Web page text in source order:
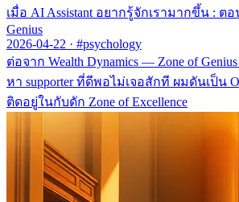
เมื่อ AI Assistant อยากรู้จักเรามากขึ้น : ต
Genius
2026-04-22 · #psychology
ต่อจาก Wealth Dynamics — Zone of
หา supporter ที่ดีพอไม่เจอสักที ผมดันเป็น
ติดอยู่ในกับดัก Zone of Excellence